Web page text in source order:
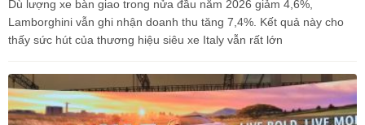
Dù lượng xe bàn giao trong nửa đầu năm 2026 giảm 4,6%,
Lamborghini vẫn ghi nhận doanh thu tăng 7,4%. Kết quả này cho
thấy sức hút của thương hiệu siêu xe Italy vẫn rất lớn